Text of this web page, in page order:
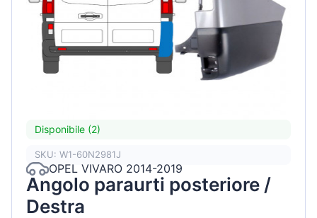
Disponibile (2)
SKU: W1-60N2981J
OPEL VIVARO 2014-2019
Angolo paraurti posteriore /
Destra